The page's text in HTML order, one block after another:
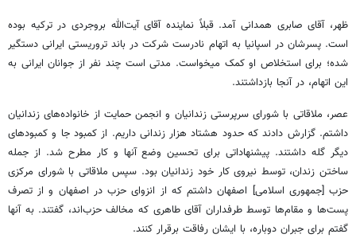
ظهر، آقای صابری همدانی آمد. قبلاً نماینده آقای آیت‏‌الله بروجردی در ترکیه بوده
است. پسرشان در اسپانیا به اتهام نادرست شرکت در باند تروریستی ایرانی دستگیر
شده؛ برای استخلاص او کمک می‏خواست. مدتی است چند نفر از جوانان ایرانی به
این اتهام، در آنجا بازداشتند.
عصر، ملاقاتی با شورای سرپرستی زندانیان و انجمن حمایت از خانواده‌های زندانیان
داشتم. گزارش دادند که حدود هشتاد هزار زندانی داریم. از کمبود جا و کمبودهای
دیگر گله داشتند. پیشنهاداتی برای تحسین وضع آنها و کار مطرح شد. از جمله
ساختن زندان، توسط نیروی کار خود زندانیان بود. سپس ملاقاتی با شورای مرکزی
حزب [جمهوری اسلامی] اصفهان داشتم که از انزوای حزب در اصفهان و از تصرف
پست‌ها و مقام‌ها توسط طرفداران آقای طاهری که مخالف حزب‌اند، گفتند. به آنها
گفتم برای جبران دوباره، با ایشان رفاقت برقرار کنند.